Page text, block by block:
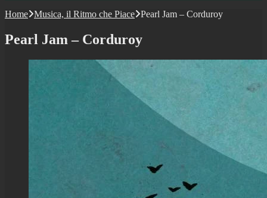
Home Musica, il Ritmo che Piace Pearl Jam – Corduroy
Pearl Jam – Corduroy